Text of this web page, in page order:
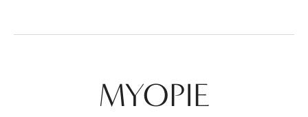
MYOPIE